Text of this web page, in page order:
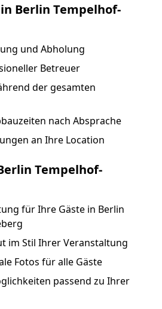
Berlin Tempelhof-
und Abholung
Betreuer
der gesamten
nach Absprache
an Ihre Location
Tempelhof-
für Ihre Gäste in Berlin
im Stil Ihrer Veranstaltung
Fotos für alle Gäste
passend zu Ihrer